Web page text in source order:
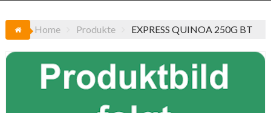
Home Produkte EXPRESS QUINOA 250G BT